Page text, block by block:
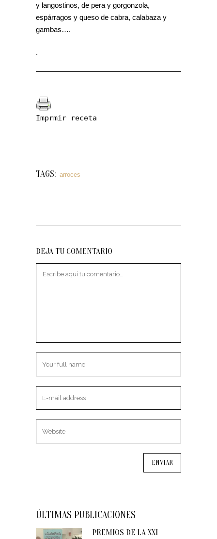
y langostinos, de pera y gorgonzola,
espárragos y queso de cabra, calabaza y
gambas….
.
Imprmir receta
TAGS: arroces
DEJA TU COMENTARIO
ÚLTIMAS PUBLICACIONES
PREMIOS DE LA XXI